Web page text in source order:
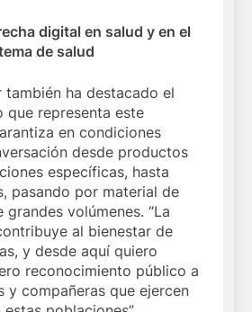
digital en salud y en el
de salud
también ha destacado el
que representa este
en condiciones
desde productos
específicas, hasta
pasando por material de
volúmenes. “La
al bienestar de
y desde aquí quiero
reconocimiento público a
y compañeras que ejercen